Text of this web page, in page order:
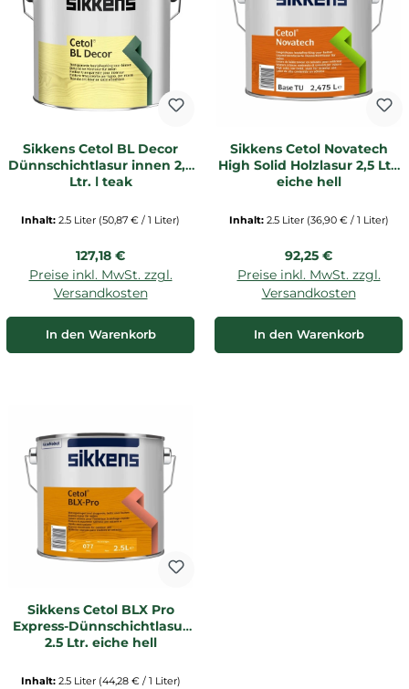
Sikkens Cetol BL Decor
Dünnschichtlasur innen 2,5
Ltr. | teak
Inhalt: 2.5 Liter (50,87 € / 1 Liter)
Regulärer Preis:
127,18 €
Preise inkl. MwSt. zzgl.
Versandkosten
In den Warenkorb
Sikkens Cetol Novatech
High Solid Holzlasur 2,5 Ltr.
eiche hell
Inhalt: 2.5 Liter (36,90 € / 1 Liter)
Regulärer Preis:
92,25 €
Preise inkl. MwSt. zzgl.
Versandkosten
In den Warenkorb
Sikkens Cetol BLX Pro
Express-Dünnschichtlasur
2,5 Ltr. eiche hell
Inhalt: 2.5 Liter (44,28 € / 1 Liter)